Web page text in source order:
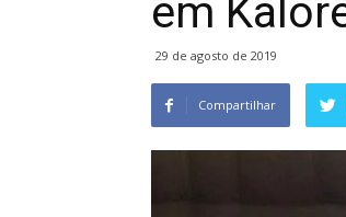
em
29 de agosto de 2019
Compartilhar